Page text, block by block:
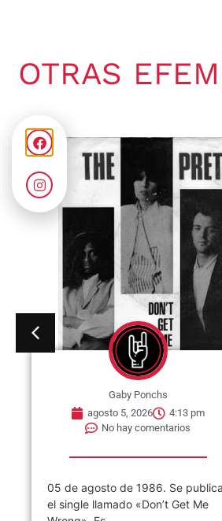
OTRAS
Gaby
agosto 5,
No
05 de agosto de
el single «Hole in
una...